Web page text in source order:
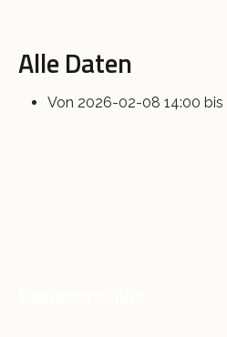
Alle Daten
Von 2026-02-08 14:00 bis